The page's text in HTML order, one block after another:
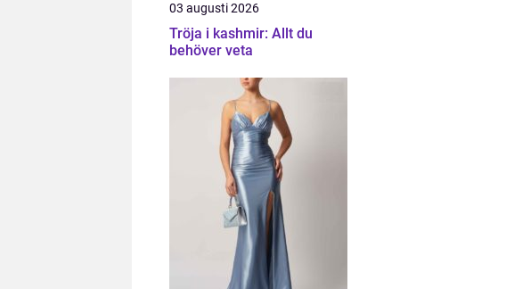
03 augusti 2026
Tröja i kashmir: Allt du
behöver veta